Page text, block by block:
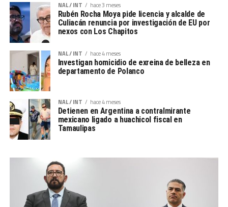
NAL / INT hace 3 meses
Rubén Rocha Moya pide licencia y alcalde de
Culiacán renuncia por investigación de EU por
nexos con Los Chapitos
NAL / INT hace 4 meses
Investigan homicidio de exreina de belleza en
departamento de Polanco
NAL / INT hace 4 meses
Detienen en Argentina a contralmirante
mexicano ligado a huachicol fiscal en
Tamaulipas